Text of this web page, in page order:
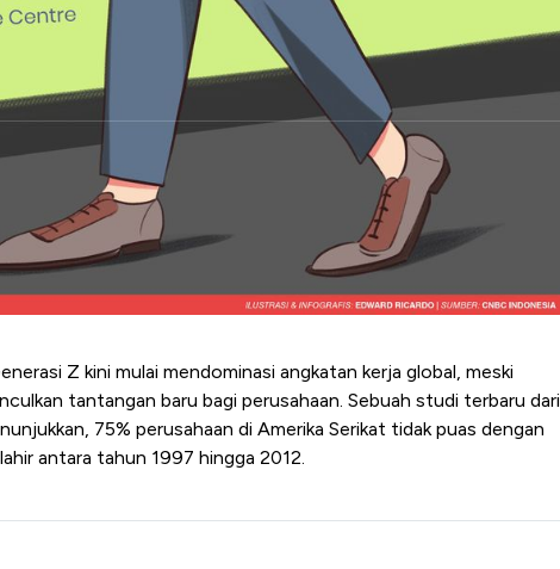
Z kini mulai mendominasi angkatan kerja global, meski
tantangan baru bagi perusahaan. Sebuah studi terbaru dari
75% perusahaan di Amerika Serikat tidak puas dengan
antara tahun 1997 hingga 2012.